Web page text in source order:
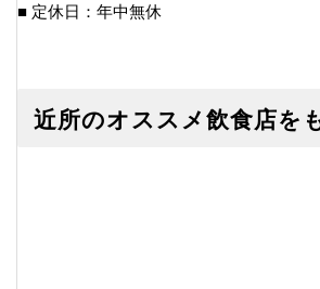
■ 定休日：年中無休
近所のオススメ飲食店を